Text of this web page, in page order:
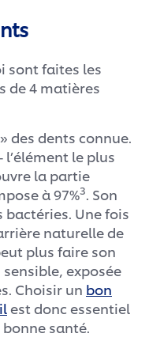
sont faites les
de 4 matières
des dents connue.
le plus
la partie
à 97%3. Son
bactéries. Une fois
naturelle de
plus faire son
exposée
Choisir un bon
est donc essentiel
santé.